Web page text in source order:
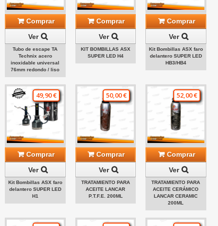
Comprar
Ver
Tubo de escape TA
Technix acero
inoxidable universal
76mm redondo / liso
Comprar
Ver
KIT BOMBILLAS ASX
SUPER LED H4
Comprar
Ver
Kit Bombillas ASX faro
delantero SUPER LED
HB3/HB4
49,90 €
Comprar
Ver
Kit Bombillas ASX faro
delantero SUPER LED
H1
50,00 €
Comprar
Ver
TRATAMIENTO PARA
ACEITE LANCAR
P.T.F.E. 200ML
52,00 €
Comprar
Ver
TRATAMIENTO PARA
ACEITE CERÁMICO
LANCAR CERAMIC
200ML